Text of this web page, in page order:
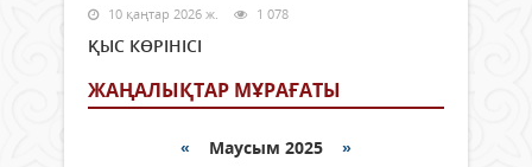
10 қаңтар 2026 ж. 1 078
ҚЫС КӨРІНІСІ
ЖАҢАЛЫҚТАР МҰРАҒАТЫ
« Маусым 2025 »